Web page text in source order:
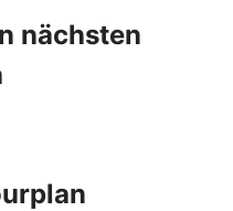
nächsten